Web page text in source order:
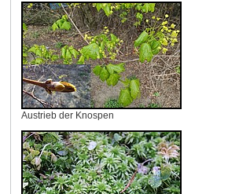
Austrieb der Knospen